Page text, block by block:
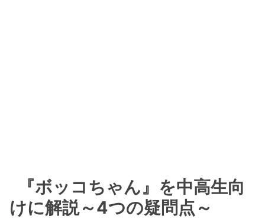
『ボッコちゃん』を中高生向
けに解説～4つの疑問点～